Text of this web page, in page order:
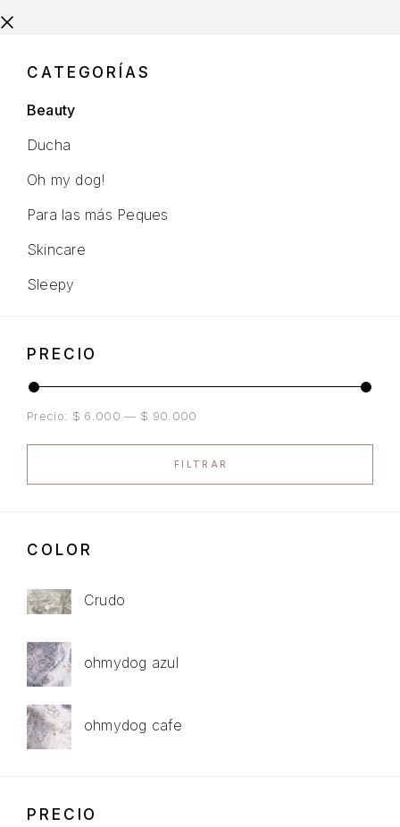
CATEGORÍAS
Beauty
Ducha
Oh my dog!
Para las más Peques
Skincare
Sleepy
PRECIO
FILTRAR
Precio: $ 6.000 — $ 90.000
COLOR
Crudo
ohmydog azul
ohmydog cafe
PRECIO